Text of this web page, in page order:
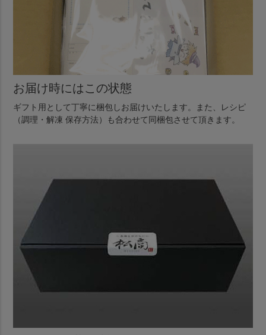
お届け時にはこの状態
ギフト用として丁寧に梱包しお届けいたします。また、レシピ
（調理・解凍 保存方法）も合わせて同梱包させて頂きます。